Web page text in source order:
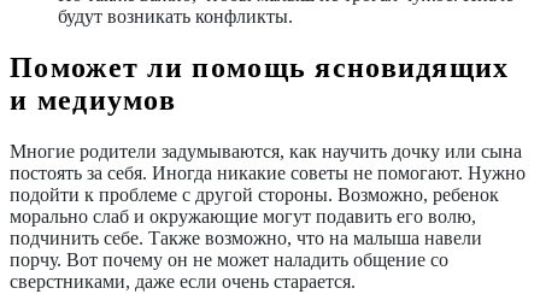
будут возникать конфликты.
Поможет ли помощь ясновидящих
и медиумов
Многие родители задумываются, как научить дочку или сына
постоять за себя. Иногда никакие советы не помогают. Нужно
подойти к проблеме с другой стороны. Возможно, ребенок
морально слаб и окружающие могут подавить его волю,
подчинить себе. Также возможно, что на малыша навели
порчу. Вот почему он не может наладить общение со
сверстниками, даже если очень старается.